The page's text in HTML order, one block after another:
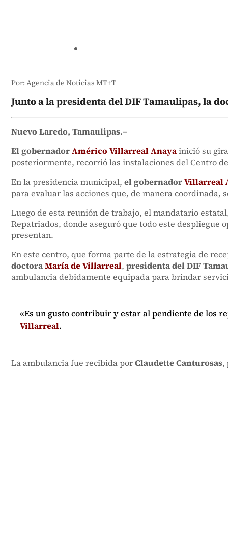
Por: Agencia de Noticias MT+T
Junto a la presidenta del DIF Tamaulipas, la
Nuevo Laredo, Tamaulipas.–
El gobernadorAmérico Villarreal Anayainició su gira
posteriormente, recorrió las instalaciones del Centro
En la presidencia municipal, el gobernadorVillarreal
para evaluar las acciones que, de manera coordinada,
Luego de esta reunión de trabajo, el mandatario
Repatriados, donde aseguró que todo este despliegue
presentan.
En este centro, que forma parte de la estrategia de
doctoraMaría de Villarreal, presidenta del DIF
ambulancia debidamente equipada para brindar
«Es un gusto contribuir y estar al pendiente de los
Villarreal.
La ambulancia fue recibida porClaudette Canturosas,